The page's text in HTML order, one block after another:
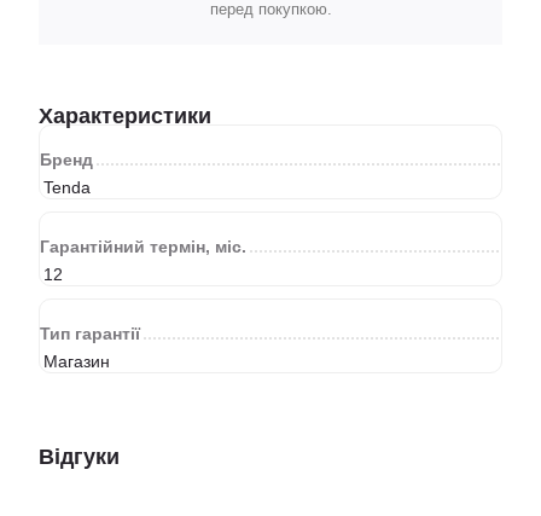
перед покупкою.
Характеристики
Бренд
Tenda
Гарантійний термін, міс.
12
Тип гарантії
Магазин
Відгуки